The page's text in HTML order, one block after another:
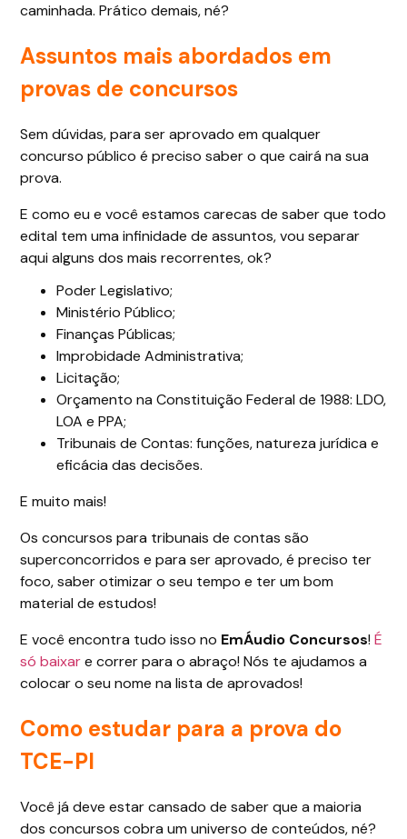
caminhada. Prático demais, né?
Assuntos mais abordados em
provas de concursos
Sem dúvidas, para ser aprovado em qualquer
concurso público é preciso saber o que cairá na sua
prova.
E como eu e você estamos carecas de saber que todo
edital tem uma infinidade de assuntos, vou separar
aqui alguns dos mais recorrentes, ok?
Poder Legislativo;
Ministério Público;
Finanças Públicas;
Improbidade Administrativa;
Licitação;
Orçamento na Constituição Federal de 1988: LDO,
LOA e PPA;
Tribunais de Contas: funções, natureza jurídica e
eficácia das decisões.
E muito mais!
Os concursos para tribunais de contas são
superconcorridos e para ser aprovado, é preciso ter
foco, saber otimizar o seu tempo e ter um bom
material de estudos!
E você encontra tudo isso no EmÁudio Concursos!É
só baixare correr para o abraço! Nós te ajudamos a
colocar o seu nome na lista de aprovados!
Como estudar para a prova do
TCE-PI
Você já deve estar cansado de saber que a maioria
dos concursos cobra um universo de conteúdos, né?